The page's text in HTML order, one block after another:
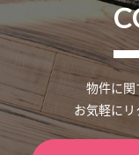
物件に関
お気軽に